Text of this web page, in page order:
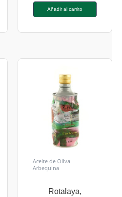
Añadir al carrito
Aceite de Oliva
Arbequina
Rotalaya,